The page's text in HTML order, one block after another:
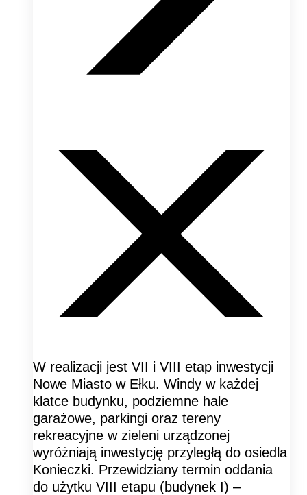
W realizacji jest VII i VIII etap inwestycji
Nowe Miasto w Ełku. Windy w każdej
klatce budynku, podziemne hale
garażowe, parkingi oraz tereny
rekreacyjne w zieleni urządzonej
wyróżniają inwestycję przyległą do osiedla
Konieczki. Przewidziany termin oddania
do użytku VIII etapu (budynek I) –